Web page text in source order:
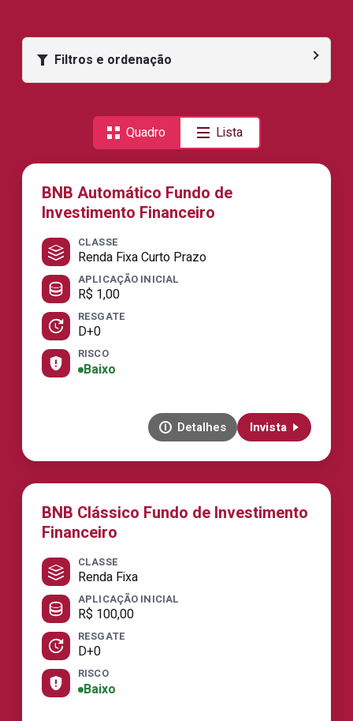
Filtros e ordenação
Quadro Lista
BNB Automático Fundo de
Investimento Financeiro
CLASSE
Renda Fixa Curto Prazo
APLICAÇÃO INICIAL
R$ 1,00
RESGATE
D+0
RISCO
Baixo
Detalhes Invista
BNB Clássico Fundo de Investimento
Financeiro
CLASSE
Renda Fixa
APLICAÇÃO INICIAL
R$ 100,00
RESGATE
D+0
RISCO
Baixo